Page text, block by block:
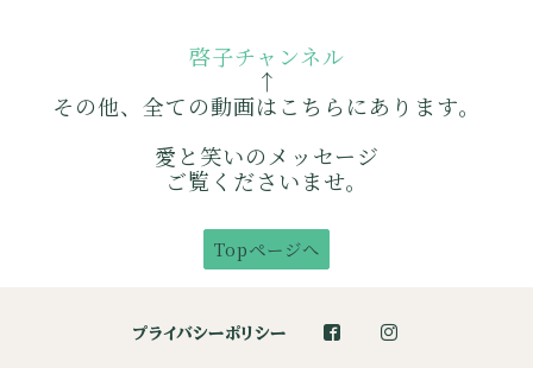
啓子チャンネル
↑
その他、全ての動画はこちらにあります。
愛と笑いのメッセージ
ご覧くださいませ。
Topページへ
プライバシーポリシー